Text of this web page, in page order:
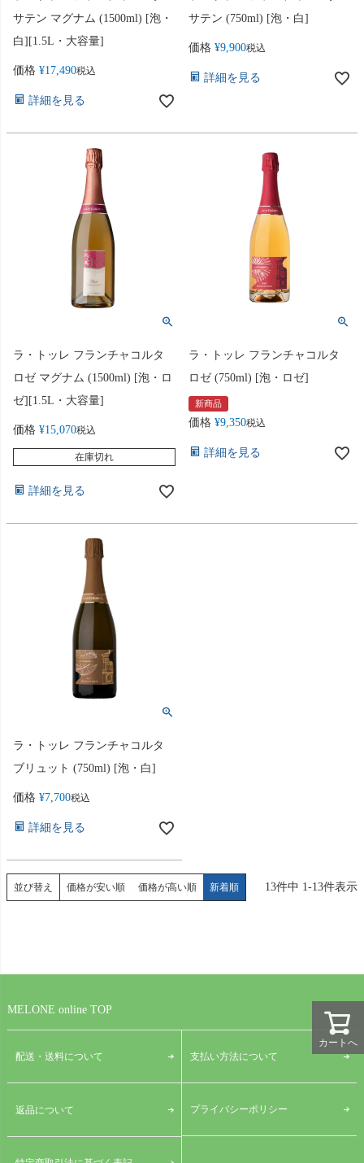
サテン マグナム (1500ml) [泡・
白][1.5L・大容量]
価格 ¥17,490税込
詳細を見る
サテン (750ml) [泡・白]
価格 ¥9,900税込
詳細を見る
ラ・トッレ フランチャコルタ
ロゼ マグナム (1500ml) [泡・ロ
ゼ][1.5L・大容量]
価格 ¥15,070税込
在庫切れ
詳細を見る
ラ・トッレ フランチャコルタ
ロゼ (750ml) [泡・ロゼ]
新商品
価格 ¥9,350税込
詳細を見る
ラ・トッレ フランチャコルタ
ブリュット (750ml) [泡・白]
価格 ¥7,700税込
詳細を見る
並び替え 価格が安い順 価格が高い順 新着順 13件中 1-13件表示
カートへ
MELONE online TOP
配送・送料について 支払い方法について
返品について プライバシーポリシー